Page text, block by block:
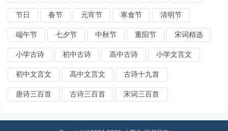
节日 春节 元宵节 寒食节 清明节
端午节 七夕节 中秋节 重阳节 宋词精选
小学古诗 初中古诗 高中古诗 小学文言文
初中文言文 高中文言文 古诗十九首
唐诗三百首 古诗三百首 宋词三百首